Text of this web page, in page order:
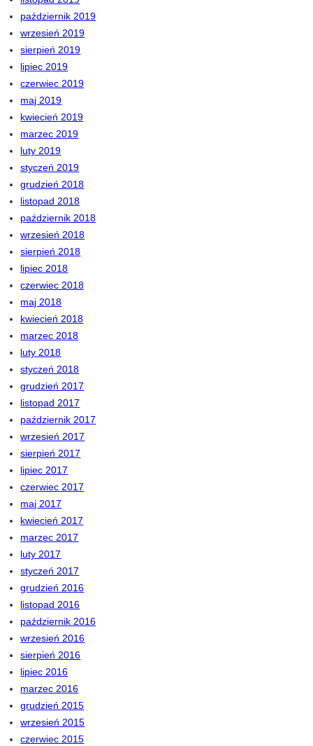
październik 2019
wrzesień 2019
sierpień 2019
lipiec 2019
czerwiec 2019
maj 2019
kwiecień 2019
marzec 2019
luty 2019
styczeń 2019
grudzień 2018
listopad 2018
październik 2018
wrzesień 2018
sierpień 2018
lipiec 2018
czerwiec 2018
maj 2018
kwiecień 2018
marzec 2018
luty 2018
styczeń 2018
grudzień 2017
listopad 2017
październik 2017
wrzesień 2017
sierpień 2017
lipiec 2017
czerwiec 2017
maj 2017
kwiecień 2017
marzec 2017
luty 2017
styczeń 2017
grudzień 2016
listopad 2016
październik 2016
wrzesień 2016
sierpień 2016
lipiec 2016
marzec 2016
grudzień 2015
wrzesień 2015
czerwiec 2015